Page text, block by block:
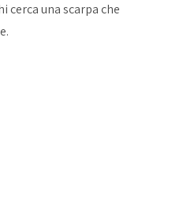
una scarpa che